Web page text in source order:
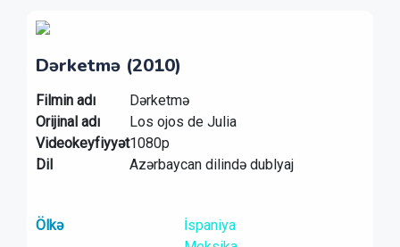
Dərketmə (2010)
Filmin adı
Dərketmə
Orijinal adı
Los ojos de Julia
Videokeyfiyyət1080p
Dil
Azərbaycan dilində dublyaj
Ölkə
İspaniya